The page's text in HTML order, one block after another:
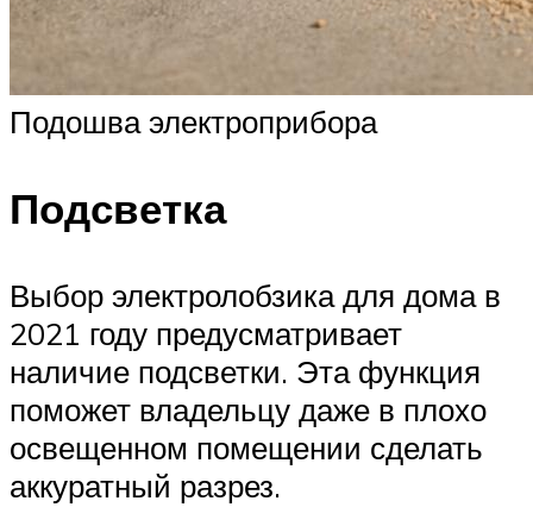
Подошва электроприбора
Подсветка
Выбор электролобзика для дома в
2021 году предусматривает
наличие подсветки. Эта функция
поможет владельцу даже в плохо
освещенном помещении сделать
аккуратный разрез.